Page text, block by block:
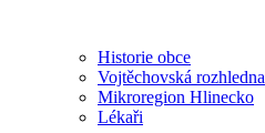
Historie obce
Vojtěchovská rozhledna
Mikroregion Hlinecko
Lékaři